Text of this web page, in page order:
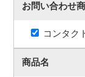
お問い合わせ
コンタク
商品名